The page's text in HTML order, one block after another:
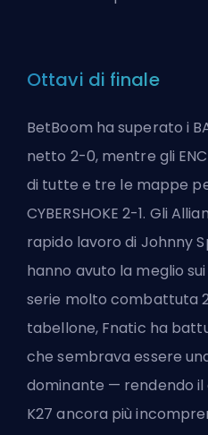
Ottavi di finale
BetBoom ha superato i
netto 2-0, mentre gli
di tutte e tre le mappe
CYBERSHOKE 2-1. Gli
rapido lavoro di Johnny
hanno avuto la meglio sui
serie molto combattuta
tabellone, Fnatic ha
che sembrava essere
dominante — rendendo
K27 ancora più